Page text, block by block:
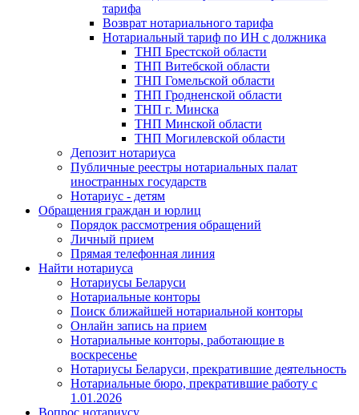
тарифа
Возврат нотариального тарифа
Нотариальный тариф по ИН с должника
ТНП Брестской области
ТНП Витебской области
ТНП Гомельской области
ТНП Гродненской области
ТНП г. Минска
ТНП Минской области
ТНП Могилевской области
Депозит нотариуса
Публичные реестры нотариальных палат
иностранных государств
Нотариус - детям
Обращения граждан и юрлиц
Порядок рассмотрения обращений
Личный прием
Прямая телефонная линия
Найти нотариуса
Нотариусы Беларуси
Нотариальные конторы
Поиск ближайшей нотариальной конторы
Онлайн запись на прием
Нотариальные конторы, работающие в
воскресенье
Нотариусы Беларуси, прекратившие деятельность
Нотариальные бюро, прекратившие работу с
1.01.2026